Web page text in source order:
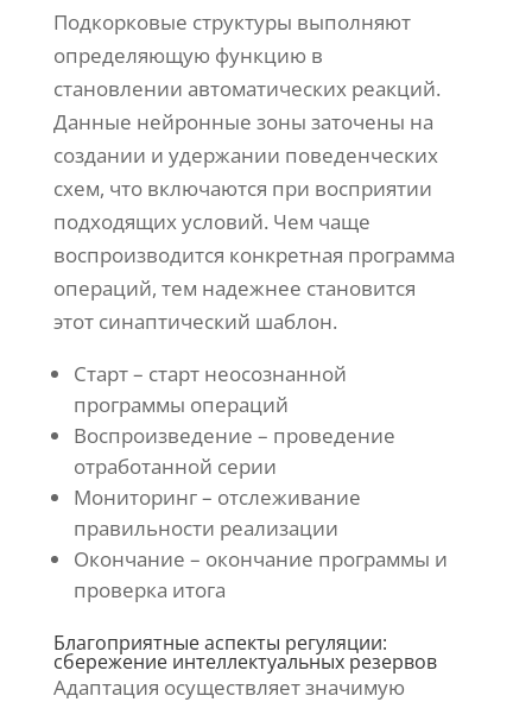
Подкорковые структуры выполняют
определяющую функцию в
становлении автоматических реакций.
Данные нейронные зоны заточены на
создании и удержании поведенческих
схем, что включаются при восприятии
подходящих условий. Чем чаще
воспроизводится конкретная программа
операций, тем надежнее становится
этот синаптический шаблон.
Старт – старт неосознанной
программы операций
Воспроизведение – проведение
отработанной серии
Мониторинг – отслеживание
правильности реализации
Окончание – окончание программы и
проверка итога
Благоприятные аспекты регуляции:
сбережение интеллектуальных резервов
Адаптация осуществляет значимую